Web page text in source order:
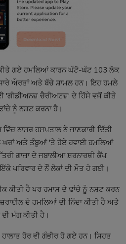
ਗਏ ਹਮਲਿਆਂ ਕਾਰਨ ਘੱਟੋ-ਘੱਟ 103 ਲੋਕ
ਔਰਤਾਂ ਅਤੇ ਬੱਚੇ ਸ਼ਾਮਲ ਹਨ। ਇਹ ਹਮਲੇ
'ਗੀਡੀਅਨਜ਼ ਚੈਰੀਅਟਜ਼' ਦੇ ਹਿੱਸੇ ਵਜੋਂ ਕੀਤੇ
ਨੂੰ ਨਸ਼ਟ ਕਰਨਾ ਹੈ।
ਨਾਸਰ ਹਸਪਤਾਲ ਨੇ ਜਾਣਕਾਰੀ ਦਿੱਤੀ
ਘਰਾਂ ਅਤੇ ਤੰਬੂਆਂ 'ਤੇ ਹੋਏ ਹਵਾਈ ਹਮਲਿਆਂ
ਗਾਜ਼ਾ ਦੇ ਜਬਾਲੀਆ ਸ਼ਰਨਾਰਥੀ ਕੈਂਪ
ਪਰਿਵਾਰ ਦੇ ਨੌਂ ਲੋਕਾਂ ਦੀ ਮੌਤ ਹੋ ਗਈ।
ਕੀਤੀ ਹੈ ਪਰ ਹਮਾਸ ਦੇ ਢਾਂਚੇ ਨੂੰ ਨਸ਼ਟ ਕਰਨ
ਦੇ ਹਮਲਿਆਂ ਦੀ ਨਿੰਦਾ ਕੀਤੀ ਹੈ ਅਤੇ
ਮੰਗ ਕੀਤੀ ਹੈ।
ਹੋਰ ਵੀ ਗੰਭੀਰ ਹੋ ਗਏ ਹਨ। ਸਿਹਤ